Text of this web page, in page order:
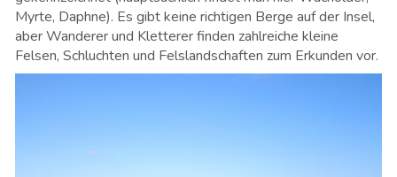
Myrte, Daphne). Es gibt keine richtigen Berge auf der Insel,
aber Wanderer und Kletterer finden zahlreiche kleine
Felsen, Schluchten und Felslandschaften zum Erkunden vor.